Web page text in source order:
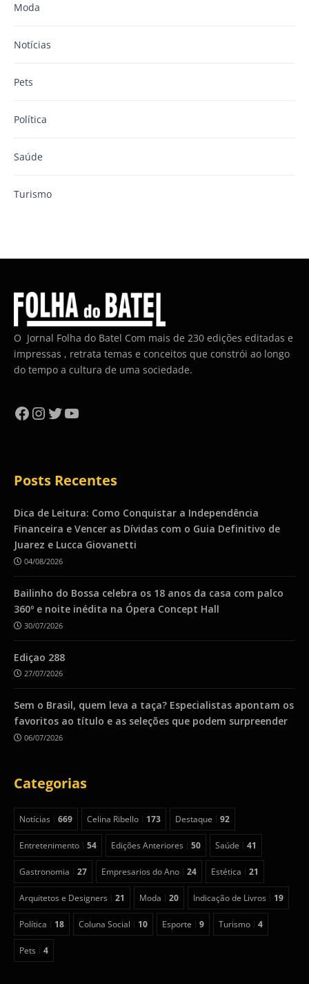
Moda
Notícias
Pets
Política
Saúde
Turismo
O Jornal Folha do Batel Com mais de 230 edições editadas e
impressas , retrata temas e conceitos que constrói ao longo
do tempo a cultura de uma sociedade.
Facebook
Instagram
Twitter
YouTube
Posts Recentes
Dica de Leitura: Como Conquistar a Independência
Financeira e Vencer as Dívidas com o Guia Definitivo de
Juarez e Lucca Giovanetti
04/08/2026
Bailinho do Bossa celebra os 18 anos da casa com palco
360º e noite inédita na Ópera Concept Hall
30/07/2026
Ediçao 288
27/07/2026
Sem o Brasil, quem leva a taça? Especialistas apontam os
favoritos ao título e as seleções que podem surpreender
06/07/2026
Categorias
Notícias 669 Celina Ribello 173 Destaque 92
Entretenimento 54 Edições Anteriores 50 Saúde 41
Gastronomia 27 Empresarios do Ano 24 Estética 21
Arquitetos e Designers 21 Moda 20 Indicação de Livros 19
Política 18 Coluna Social 10 Esporte 9 Turismo 4
Pets 4